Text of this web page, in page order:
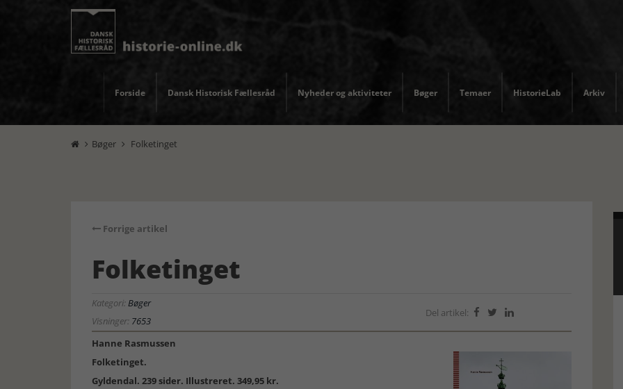
Forside Dansk Historisk Fællesråd Nyheder og aktiviteter Bøger Temaer HistorieLab Arkiv
 Bøger  Folketinget
Forrige artikel
Folketinget
Kategori:Bøger
Visninger: 7653
Del artikel:   
Hanne Rasmussen
Folketinget.
Gyldendal. 239 sider. Illustreret. 349,95 kr.